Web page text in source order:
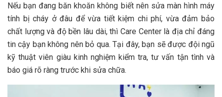
Nếu bạn đang băn khoăn không biết nên sửa màn hình máy
tính bị cháy ở đâu để vừa tiết kiệm chi phí, vừa đảm bảo
chất lượng và độ bền lâu dài, thì Care Center là địa chỉ đáng
tin cậy bạn không nên bỏ qua. Tại đây, bạn sẽ được đội ngũ
kỹ thuật viên giàu kinh nghiệm kiểm tra, tư vấn tận tình và
báo giá rõ ràng trước khi sửa chữa.